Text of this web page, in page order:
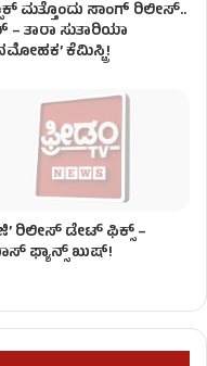
ಮತ್ತೊಂದು ಸಾಂಗ್‌ ರಿಲೀಸ್‌..
ತಾರಾ ಸುತಾರಿಯಾ
ಕೆಮಿಸ್ಟ್ರಿ!
ರಿಲೀಸ್ ಡೇಟ್ ಫಿಕ್ಸ್ –
ಫ್ಯಾನ್ಸ್ ಖುಷ್!